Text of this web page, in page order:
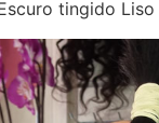
tingido